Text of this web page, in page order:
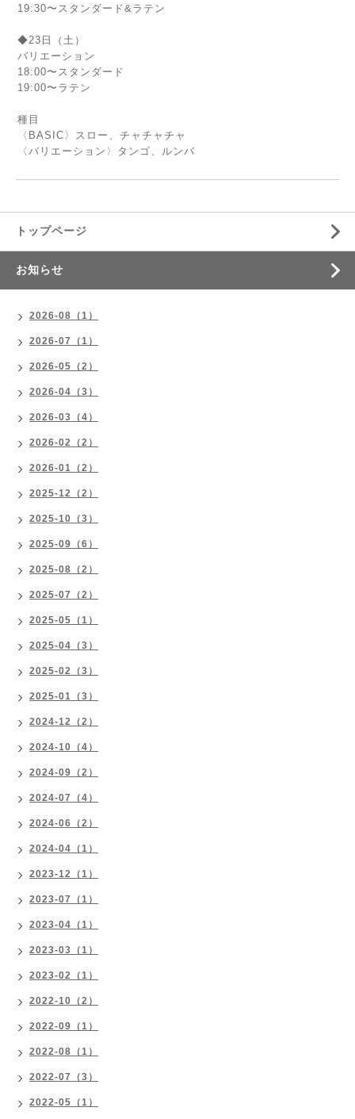
19:30〜スタンダード&ラテン
◆23日（土）
バリエーション
18:00〜スタンダード
19:00〜ラテン
種目
〈BASIC〉スロー、チャチャチャ
〈バリエーション〉タンゴ、ルンバ
トップページ
お知らせ
2026-08（1）
2026-07（1）
2026-05（2）
2026-04（3）
2026-03（4）
2026-02（2）
2026-01（2）
2025-12（2）
2025-10（3）
2025-09（6）
2025-08（2）
2025-07（2）
2025-05（1）
2025-04（3）
2025-02（3）
2025-01（3）
2024-12（2）
2024-10（4）
2024-09（2）
2024-07（4）
2024-06（2）
2024-04（1）
2023-12（1）
2023-07（1）
2023-04（1）
2023-03（1）
2023-02（1）
2022-10（2）
2022-09（1）
2022-08（1）
2022-07（3）
2022-05（1）